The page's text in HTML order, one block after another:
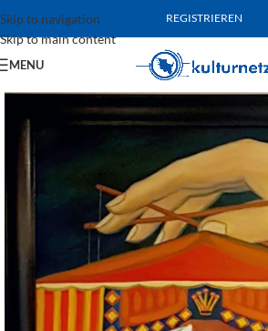
Skip to navigation
Skip to main content
REGISTRIEREN
MENU